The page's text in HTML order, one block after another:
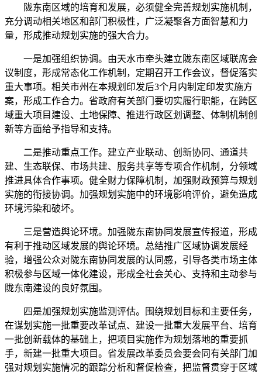
陇东南区域的培育和发展，必须健全完善规划实施机制，
充分调动相关地区和部门积极性，广泛凝聚各方面智慧和力
量，形成推动规划实施的强大合力。
一是加强组织协调。由天水市牵头建立陇东南区域联席会
议制度，形成常态化工作机制，定期召开工作会议，督促落实
重大事项。相关市州在本规划印发后3个月内制定印发实施方
案，形成工作合力。省政府有关部门要切实履行职能，在跨区
域重大项目建设、土地保障、推进行政区划调整、体制机制创
新等方面给予指导和支持。
二是推动重点工作。建立产业联动、创新协同、通道共
建、生态联保、市场共建、服务共享等专项合作机制，分领域
推进具体合作事项。健全财力保障机制，加强财政预算与规划
实施的衔接协调。加强规划实施中的环境影响评价，避免造成
环境污染和破坏。
三是营造舆论环境。加强陇东南协同发展宣传报道，形成
有利于推动区域发展的舆论环境。总结推广区域协调发展经
验，增强公众对陇东南协同发展的认同感，引导各类市场主体
积极参与区域一体化建设，形成全社会关心、支持和主动参与
陇东南建设的良好氛围。
四是加强规划实施监测评估。围绕规划目标和主要任务，
在谋划实施一批重要改革试点、建设一批重大发展平台、培育
一批创新载体的基础上，把项目实施作为规划落地的重要抓
手，新建一批重大项目。省发展改革委员会要会同有关部门加
强对规划实施情况的跟踪分析和督促检查，把监督贯穿于区域